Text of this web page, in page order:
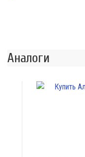
Аналоги